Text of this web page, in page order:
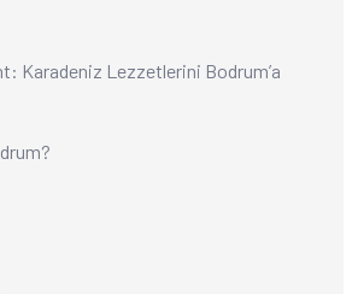
Karadeniz Lezzetlerini Bodrum’a